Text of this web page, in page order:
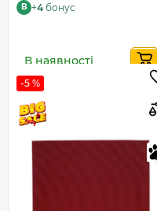
B +4 бонус
В наявності
-5 %